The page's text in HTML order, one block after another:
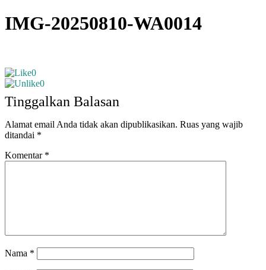
IMG-20250810-WA0014
0
0
Tinggalkan Balasan
Alamat email Anda tidak akan dipublikasikan. Ruas yang wajib
ditandai *
Komentar *
Nama *